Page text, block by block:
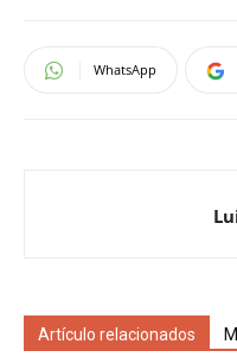
WhatsApp
Artículo relacionados